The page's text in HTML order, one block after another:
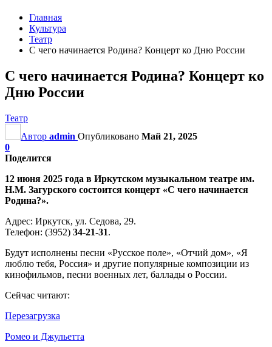
Главная
Культура
Театр
С чего начинается Родина? Концерт ко Дню России
С чего начинается Родина? Концерт ко
Дню России
Театр
Автор admin Опубликовано Май 21, 2025
0
Поделится
12 июня 2025 года в Иркутском музыкальном театре им.
Н.М. Загурского состоится концерт «С чего начинается
Родина?».
Адрес: Иркутск, ул. Седова, 29.
Телефон: (3952) 34-21-31.
Будут исполнены песни «Русское поле», «Отчий дом», «Я
люблю тебя, Россия» и другие популярные композиции из
кинофильмов, песни военных лет, баллады о России.
Сейчас читают:
Перезагрузка
Ромео и Джульетта